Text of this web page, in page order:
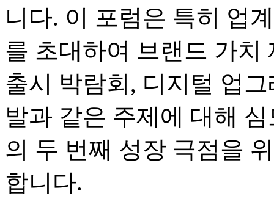
니다. 이 포럼은 특히 업
를 초대하여 브랜드 가치
출시 박람회, 디지털 업
발과 같은 주제에 대해
의 두 번째 성장 극점을
합니다.